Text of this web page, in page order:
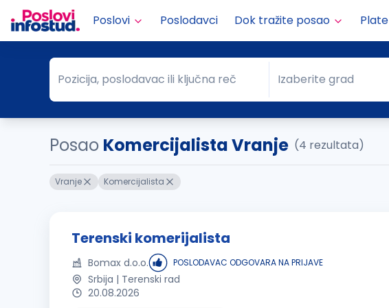
Poslovi Poslodavci Dok tražite posao Plate
Pozicija, poslodavac ili ključna reč
Pozicija, poslodavac ili ključna reč Grad
Izaberite grad
Posao Komercijalista Vranje (4 rezultata)
Vranje Komercijalista
Terenski komerijalista
Bomax d.o.o. POSLODAVAC ODGOVARA NA PRIJAVE
Srbija | Terenski rad
20.08.2026